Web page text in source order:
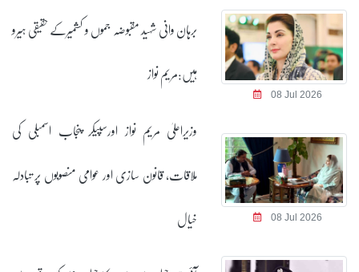
08 Jul 2026
برہان وانی شہید مقبوضہ جموں و کشمیرکے حقیقی ہیرو
ہیں:مریم نواز
08 Jul 2026
وزیراعلیٰ مریم نواز اورسپیکر پنجاب اسمبلی کی
ملاقات، قانون سازی اور عوامی منصوبوں پر تبادلہ
خیال